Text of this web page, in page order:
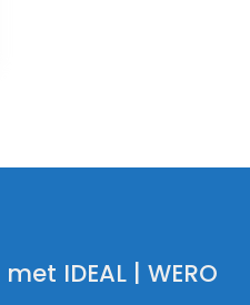
IDEAL | WERO